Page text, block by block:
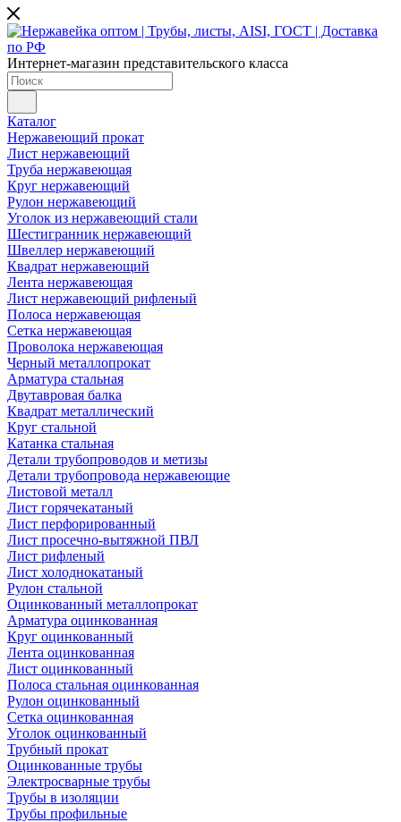
Интернет-магазин представительского класса
Каталог
Нержавеющий прокат
Лист нержавеющий
Труба нержавеющая
Круг нержавеющий
Рулон нержавеющий
Уголок из нержавеющий стали
Шестигранник нержавеющий
Швеллер нержавеющий
Квадрат нержавеющий
Лента нержавеющая
Лист нержавеющий рифленый
Полоса нержавеющая
Сетка нержавеющая
Проволока нержавеющая
Черный металлопрокат
Арматура стальная
Двутавровая балка
Квадрат металлический
Круг стальной
Катанка стальная
Детали трубопроводов и метизы
Детали трубопровода нержавеющие
Листовой металл
Лист горячекатаный
Лист перфорированный
Лист просечно-вытяжной ПВЛ
Лист рифленый
Лист холоднокатаный
Рулон стальной
Оцинкованный металлопрокат
Арматура оцинкованная
Круг оцинкованный
Лента оцинкованная
Лист оцинкованный
Полоса стальная оцинкованная
Рулон оцинкованный
Сетка оцинкованная
Уголок оцинкованный
Трубный прокат
Оцинкованные трубы
Электросварные трубы
Трубы в изоляции
Трубы профильные